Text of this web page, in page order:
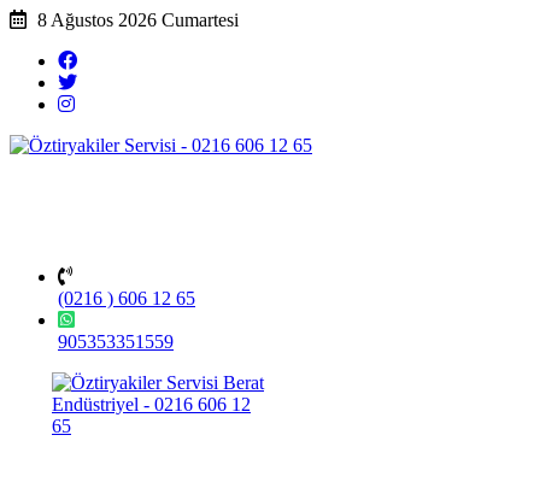
8 Ağustos 2026 Cumartesi
(0216 ) 606 12 65
905353351559